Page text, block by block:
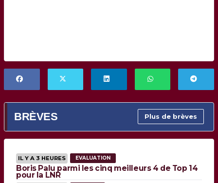
BRÈVES Plus de brèves
IL Y A 3 HEURES EVALUATION
Boris Palu parmi les cinq meilleurs 4 de Top 14
pour la LNR